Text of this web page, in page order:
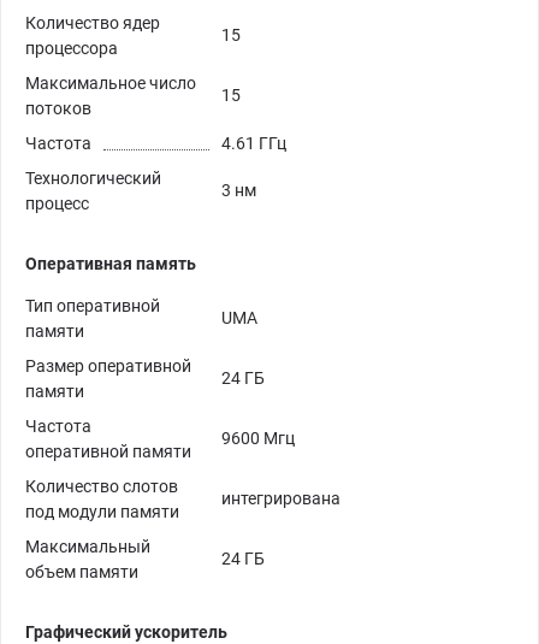
Количество ядер
процессора
15
Максимальное число
потоков
15
Частота
4.61 ГГц
Технологический
процесс
3 нм
Оперативная память
Тип оперативной
памяти
UMA
Размер оперативной
памяти
24 ГБ
Частота
оперативной памяти
9600 Мгц
Количество слотов
под модули памяти
интегрирована
Максимальный
объем памяти
24 ГБ
Графический ускоритель